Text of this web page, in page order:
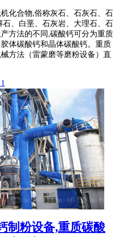
化合物,俗称灰石、石灰石、石
、白垩、石灰岩、大理石、石
方法的不同,碳酸钙可分为重质
体碳酸钙和晶体碳酸钙。重质
方法（雷蒙磨等磨粉设备）直
制粉设备,重质碳酸